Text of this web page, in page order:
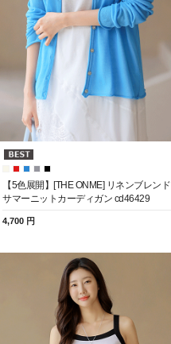
【5色展開】[THE ONME] リネンブレンド
サマーニットカーディガン cd46429
4,700 円